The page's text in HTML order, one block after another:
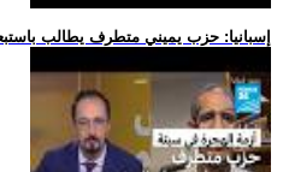
.. إسبانيا: حزب يميني متطرف يطالب